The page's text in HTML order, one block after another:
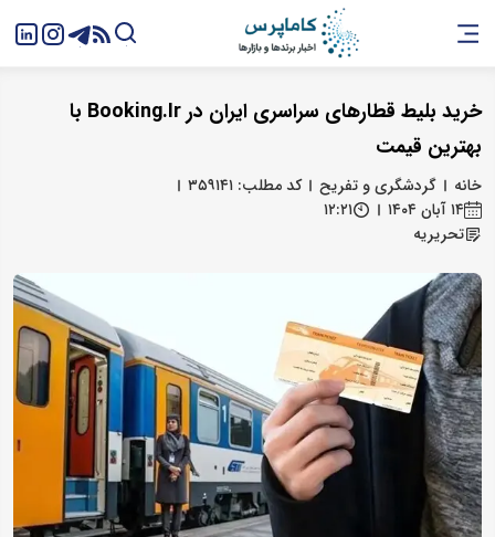
خرید بلیط قطارهای سراسری ایران در Booking.Ir با
بهترین قیمت
خانه گردشگری و تفریح
کد مطلب: ۳۵۹۱۴۱
۱۴ آبان ۱۴۰۴
۱۲:۲۱
تحریریه